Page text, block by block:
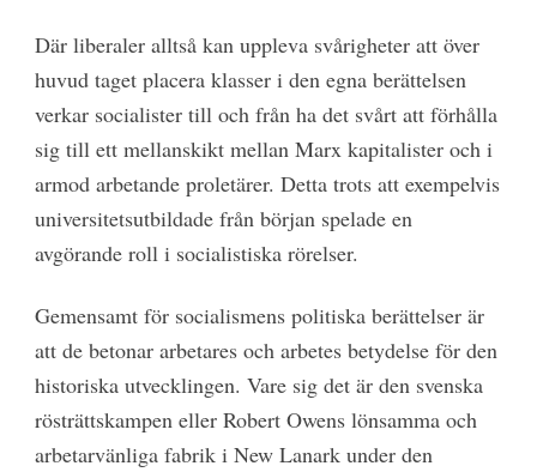
Där liberaler alltså kan uppleva svårigheter att över
huvud taget placera klasser i den egna berättelsen
verkar socialister till och från ha det svårt att förhålla
sig till ett mellanskikt mellan Marx kapitalister och i
armod arbetande proletärer. Detta trots att exempelvis
universitetsutbildade från början spelade en
avgörande roll i socialistiska rörelser.
Gemensamt för socialismens politiska berättelser är
att de betonar arbetares och arbetes betydelse för den
historiska utvecklingen. Vare sig det är den svenska
rösträttskampen eller Robert Owens lönsamma och
arbetarvänliga fabrik i New Lanark under den